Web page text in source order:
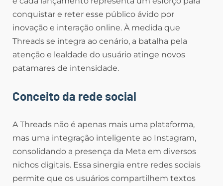
conquistar e reter esse público ávido por
inovação e interação online. À medida que
Threads se integra ao cenário, a batalha pela
atenção e lealdade do usuário atinge novos
patamares de intensidade.
Conceito da rede social
A Threads não é apenas mais uma plataforma,
mas uma integração inteligente ao Instagram,
consolidando a presença da Meta em diversos
nichos digitais. Essa sinergia entre redes sociais
permite que os usuários compartilhem textos